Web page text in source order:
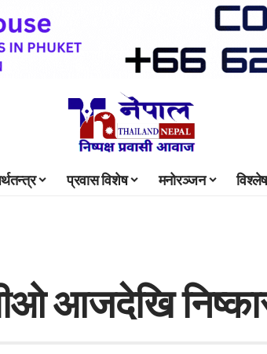
प्रवास विशेष मनोरञ्जन
आजदेखि